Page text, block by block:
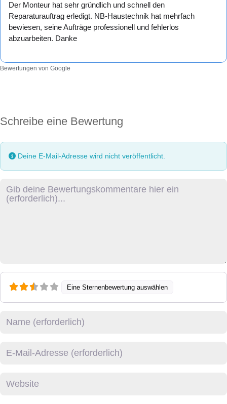
Der Monteur hat sehr gründlich und schnell den
Reparaturauftrag erledigt. NB-Haustechnik hat mehrfach
bewiesen, seine Aufträge professionell und fehlerlos
abzuarbeiten. Danke
Bewertungen von Google
Schreibe eine Bewertung
Deine E-Mail-Adresse wird nicht veröffentlicht.
Rezensionstext
Eine Sternenbewertung auswählen